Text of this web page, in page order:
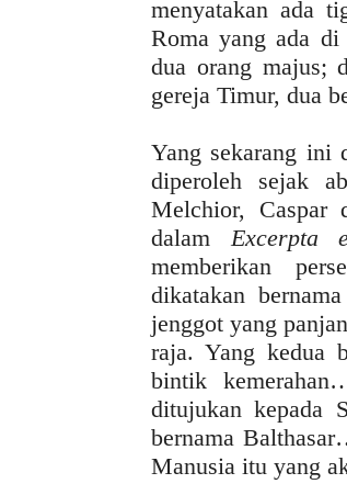
menyatakan ada
Roma yang ada di
dua orang majus;
gereja Timur, dua
Yang sekarang ini
diperoleh sejak
Melchior, Caspar
dalamExcerpta
memberikan
dikatakan
jenggot yang
raja. Yang kedua
bintik
ditujukan kepada
bernama
Manusia itu yang